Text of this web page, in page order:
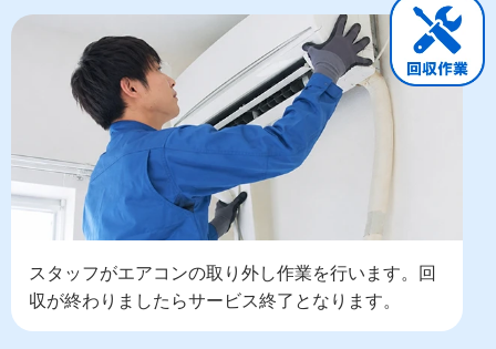
スタッフがエアコンの取り外し作業を行います。回
収が終わりましたらサービス終了となります。